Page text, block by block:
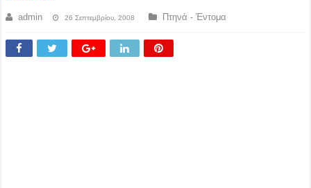
admin 26 Σεπτεμβρίου, 2008 Πτηνά - Έντομα